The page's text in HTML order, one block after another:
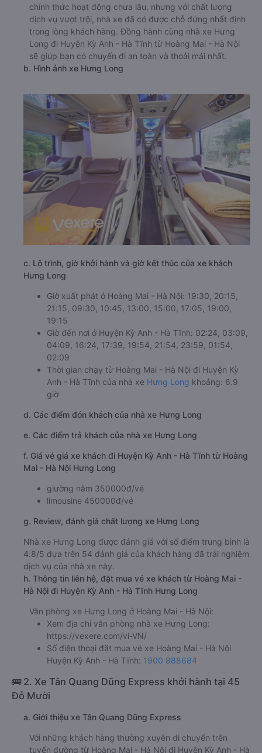
chính thức hoạt động chưa lâu, nhưng với chất lượng
dịch vụ vượt trội, nhà xe đã có được chỗ đứng nhất định
trong lòng khách hàng. Đồng hành cùng nhà xe Hưng
Long đi Huyện Kỳ Anh - Hà Tĩnh từ Hoàng Mai - Hà Nội
sẽ giúp bạn có chuyến đi an toàn và thoải mái nhất.
b. Hình ảnh xe Hưng Long
c. Lộ trình, giờ khởi hành và giờ kết thúc của xe khách
Hưng Long
Giờ xuất phát ở Hoàng Mai - Hà Nội: 19:30, 20:15,
21:15, 09:30, 10:45, 13:00, 15:00, 17:05, 19:00,
19:15
Giờ đến nơi ở Huyện Kỳ Anh - Hà Tĩnh: 02:24, 03:09,
04:09, 16:24, 17:39, 19:54, 21:54, 23:59, 01:54,
02:09
Thời gian chạy từ Hoàng Mai - Hà Nội đi Huyện Kỳ
Anh - Hà Tĩnh của nhà xe Hưng Long khoảng: 6.9
giờ
d. Các điểm đón khách của nhà xe Hưng Long
e. Các điểm trả khách của nhà xe Hưng Long
f. Giá vé giá xe khách đi Huyện Kỳ Anh - Hà Tĩnh từ Hoàng
Mai - Hà Nội Hưng Long
giường nằm 350000đ/vé
limousine 450000đ/vé
g. Review, đánh giá chất lượng xe Hưng Long
Nhà xe Hưng Long được đánh giá với số điểm trung bình là
4.8/5 dựa trên 54 đánh giá của khách hàng đã trải nghiệm
dịch vụ của nhà xe này.
h. Thông tin liên hệ, đặt mua vé xe khách từ Hoàng Mai -
Hà Nội đi Huyện Kỳ Anh - Hà Tĩnh Hưng Long
Văn phòng xe Hưng Long ở Hoàng Mai - Hà Nội:
Xem địa chỉ văn phòng nhà xe Hưng Long:
https://vexere.com/vi-VN/
Số điện thoại đặt mua vé xe Hoàng Mai - Hà Nội
Huyện Kỳ Anh - Hà Tĩnh: 1900 888684
🚌 2. Xe Tân Quang Dũng Express khởi hành tại 45
Đỗ Mười
a. Giới thiệu xe Tân Quang Dũng Express
Với những khách hàng thường xuyên di chuyển trên
tuyến đường từ Hoàng Mai - Hà Nội đi Huyện Kỳ Anh - Hà